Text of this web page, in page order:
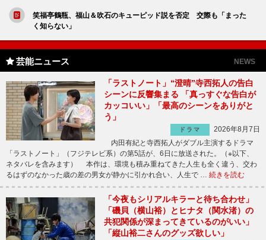
笑福亭鶴瓶、福山＆吹石のキューピッド説を否定 交際も「まった
く知らない」
芸能ニュース NEWS
「ラストノート」“澄晴”寺西拓人の告白
シーンに反響集まる 「真っすぐな告白が
カッコいい」「最高のシーンをありがと
う」
ドラマ
2026年8月7日
内田有紀と寺西拓人がダブル主演するドラマ
「ラストノート」（フジテレビ系）の第5話が、6日に放送された。（※以下、
ネタバレを含みます） 本作は、環境も積み重ねてきた人生も全く違う、交わ
るはずのなかった歳の差の男女が静かに引かれ合い、人生で … 続きを読む
「今夜もシリアルキラーと待ち合わせ」
「磯貝（横山裕）とヒナタ（関水渚）の
共犯関係が深まってきているのがいい」
「縦山裕二さんのグッズ欲しい」